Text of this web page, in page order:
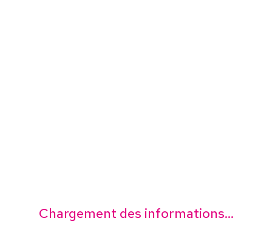
Chargement des informations...